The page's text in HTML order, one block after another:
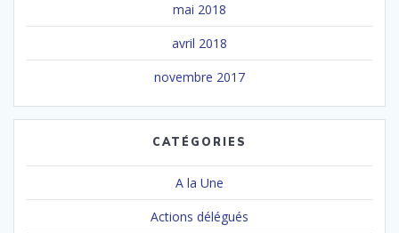
mai 2018
avril 2018
novembre 2017
CATÉGORIES
A la Une
Actions délégués